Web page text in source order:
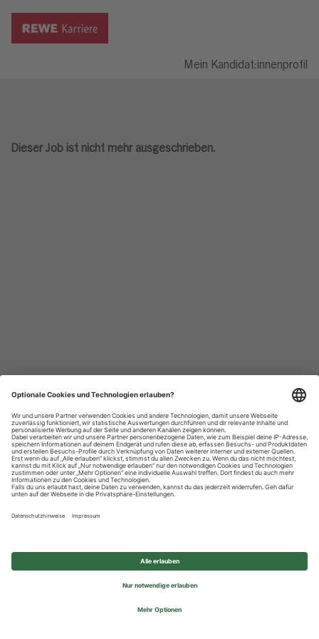
Mein Kandidat:innenprofil
Dieser Job ist nicht mehr ausgeschrieben.
Datenschutzhinweise
Impressum
Privatsphäre-Einstellungen
© 2026 REWE Group - All rights reserved